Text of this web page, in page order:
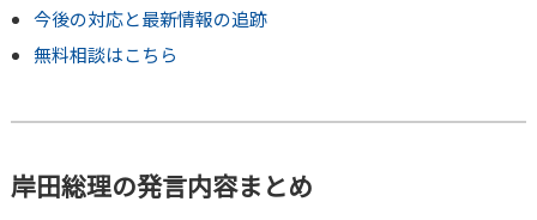
今後の対応と最新情報の追跡
無料相談はこちら
岸田総理の発言内容まとめ